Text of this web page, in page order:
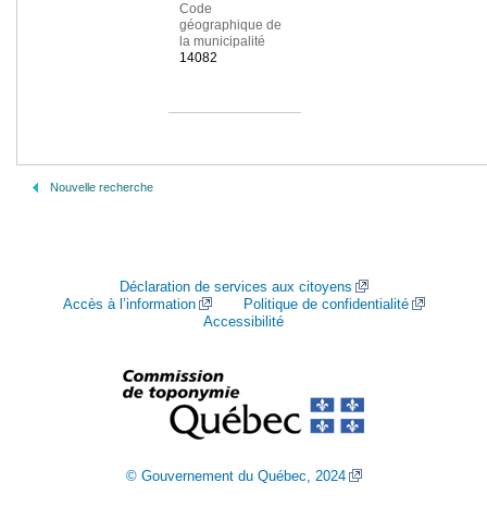
Code
géographique de
la municipalité
14082
Nouvelle recherche
Déclaration de services aux citoyens
Accès à l’information
Politique de confidentialité
Accessibilité
© Gouvernement du Québec, 2024